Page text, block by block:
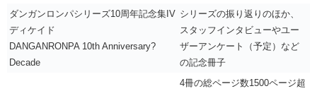
ダンガンロンパシリーズ10周年記念集IV
ディケイド
DANGANRONPA 10th Anniversary?
Decade
シリーズの振り返りのほか、
スタッフインタビューやユー
ザーアンケート（予定）など
の記念冊子
4冊の総ページ数1500ページ超